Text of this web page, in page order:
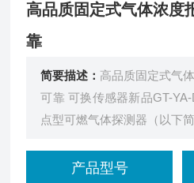
高品质固定式气体浓度
靠
简要描述： 高品质固定式气
可靠 可换传感器新品GT-
点型可燃气体探测器（以下
气输配等有毒、可燃气体产
产品型号